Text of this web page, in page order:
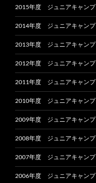
2015年度 ジュニアキャンプ
2014年度 ジュニアキャンプ
2013年度 ジュニアキャンプ
2012年度 ジュニアキャンプ
2011年度 ジュニアキャンプ
2010年度 ジュニアキャンプ
2009年度 ジュニアキャンプ
2008年度 ジュニアキャンプ
2007年度 ジュニアキャンプ
2006年度 ジュニアキャンプ